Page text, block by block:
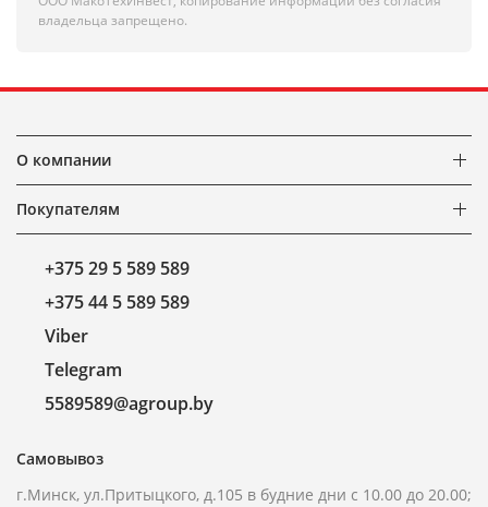
владельца запрещено.
О компании
Покупателям
+375 29 5 589 589
+375 44 5 589 589
Viber
Telegram
5589589@agroup.by
Самовывоз
г.Минск, ул.Притыцкого, д.105 в будние дни с 10.00 до 20.00;